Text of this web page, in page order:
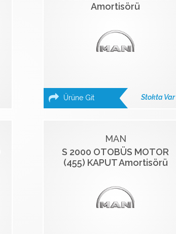
Amortisörü
Ürüne Git Stokta Var
MAN
S 2000 OTOBÜS MOTOR
(455) KAPUT Amortisörü